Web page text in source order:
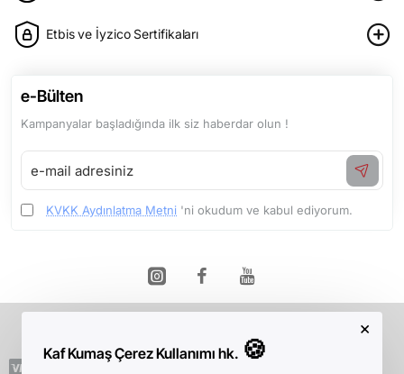
Kaf Kumaş Çerez Kullanımı hk. 🍪
×
Etbis ve İyzico Sertifikaları
e-Bülten
Kampanyalar başladığında ilk siz haberdar olun !
e-
mail
adresiniz
KVKK Aydınlatma Metni 'ni okudum ve kabul ediyorum.